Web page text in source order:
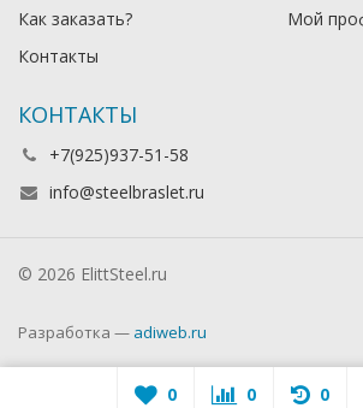
Как заказать?
Контакты
Мой
КОНТАКТЫ
+7(925)937-51-58
info@steelbraslet.ru
© 2026 ElittSteel.ru
Разработка — adiweb.ru
0 0 0